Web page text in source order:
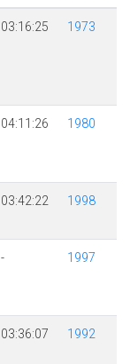
03:16:25 1973
04:11:26 1980
03:42:22 1998
- 1997
03:36:07 1992